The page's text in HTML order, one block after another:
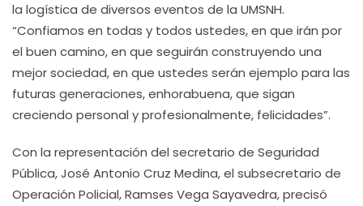
la logística de diversos eventos de la UMSNH.
“Confiamos en todas y todos ustedes, en que irán por
el buen camino, en que seguirán construyendo una
mejor sociedad, en que ustedes serán ejemplo para las
futuras generaciones, enhorabuena, que sigan
creciendo personal y profesionalmente, felicidades”.
Con la representación del secretario de Seguridad
Pública, José Antonio Cruz Medina, el subsecretario de
Operación Policial, Ramses Vega Sayavedra, precisó